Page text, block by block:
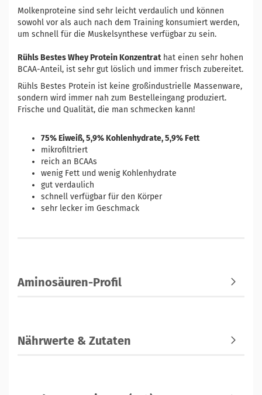
Molkenproteine sind sehr leicht verdaulich und können
sowohl vor als auch nach dem Training konsumiert werden,
um schnell für die Muskelsynthese verfügbar zu sein.
Rühls Bestes Whey Protein Konzentrathat einen sehr hohen
BCAA-Anteil, ist sehr gut löslich und immer frisch zubereitet.
Rühls Bestes Protein ist keine großindustrielle Massenware,
sondern wird immer nah zum Bestelleingang produziert.
Frische und Qualität, die man schmecken kann!
75% Eiweiß, 5,9% Kohlenhydrate, 5,9% Fett
mikrofiltriert
reich an BCAAs
wenig Fett und wenig Kohlenhydrate
gut verdaulich
schnell verfügbar für den Körper
sehr lecker im Geschmack
Aminosäuren-Profil
Nährwerte & Zutaten